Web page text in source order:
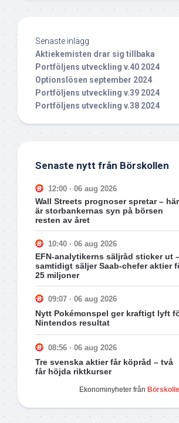
Senaste inlägg
Aktiekemisten drar sig tillbaka
Portföljens utveckling v.40 2024
Optionslösen september 2024
Portföljens utveckling v.39 2024
Portföljens utveckling v.38 2024
Senaste nytt från Börskollen
12:00 · 06 aug 2026
Wall Streets prognoser spretar – här
är storbankernas syn på börsen
resten av året
10:40 · 06 aug 2026
EFN-analytikerns säljråd sticker ut
samtidigt säljer Saab-chefer aktier
25 miljoner
09:07 · 06 aug 2026
Nytt Pokémonspel ger kraftigt lyft
Nintendos resultat
08:56 · 06 aug 2026
Tre svenska aktier får köpråd – två
får höjda riktkurser
Ekonominyheter från